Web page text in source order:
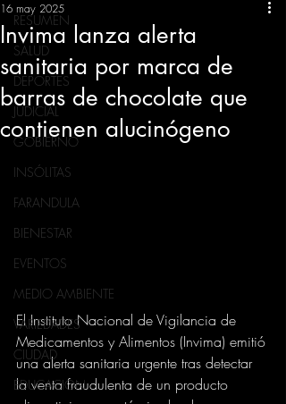
RESUMEN
SALUD
DEPORTES
JUDICIAL
GOBIERNO
INSÓLITAS
FARANDULA
BIENESTAR
EVENTOS
MEDIO AMBIENTE
VARIEDADES
CIUDAD
EDUCACION
Invima lanza alerta
sanitaria por marca de
barras de chocolate que
contienen alucinógeno
16 may 2025
El Instituto Nacional de Vigilancia de
Medicamentos y Alimentos (Invima) emitió
una alerta sanitaria urgente tras detectar
la venta fraudulenta de un producto